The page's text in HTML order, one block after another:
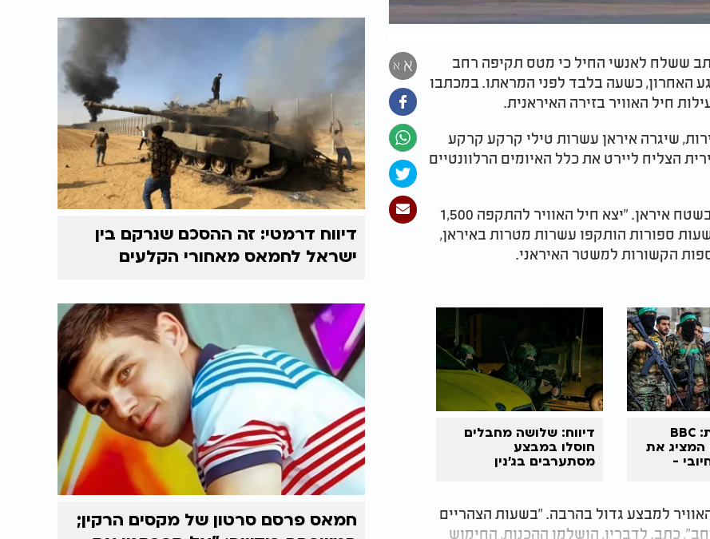
א א
ששלח לאנשי החיל כי מטס תקיפה רחב
האחרון, כשעה בלבד לפני המראתו. במכתבו
חיל האוויר בזירה האיראנית.
שיגרה איראן עשרות טילי קרקע קרקע
הצליח ליירט את כלל האיומים הרלוונטיים
במקביל לפעילות ההגנתית, פעל חיל האוויר גם בשטח איראן. "יצא חיל האוויר להתקפה 1,500
ספורות הותקפו עשרות מטרות באיראן,
הקשורות למשטר האיראני.
סערה עולמית: BBC
המציג את
-
דיווח: שלושה מחבלים
חוסלו במבצע
מסתערבים בג'נין
למבצע גדול בהרבה. "בשעות הצהריים
כתב. לדבריו, הושלמו ההכנות, החימוש
דיווח דרמטי: זה ההסכם שנרקם בין
ישראל לחמאס מאחורי הקלעים
חמאס פרסם סרטון של מקסים הרקין;